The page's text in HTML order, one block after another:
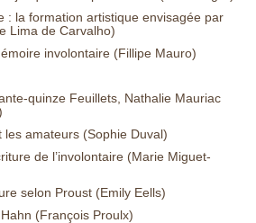
: la formation artistique envisagée par
Lima de Carvalho)
involontaire (Fillipe Mauro)
quinze Feuillets, Nathalie Mauriac
les amateurs (Sophie Duval)
de l’involontaire (Marie Miguet-
selon Proust (Emily Eells)
(François Proulx)